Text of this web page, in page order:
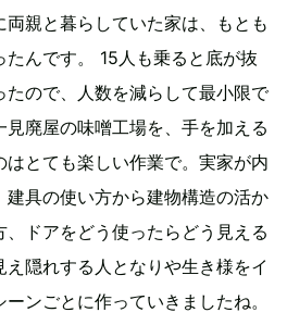
両親と暮らしていた家は、もとも
たんです。 15人も乗ると底が抜
たので、人数を減らして最小限で
廃屋の味噌工場を、手を加える
はとても楽しい作業で。実家が内
具の使い方から建物構造の活か
、ドアをどう使ったらどう見える
隠れする人となりや生き様をイ
ンごとに作っていきましたね。